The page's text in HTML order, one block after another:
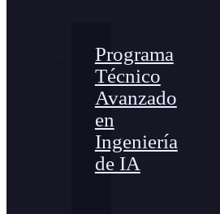
Programa
Técnico
Avanzado
en
Ingeniería
de IA